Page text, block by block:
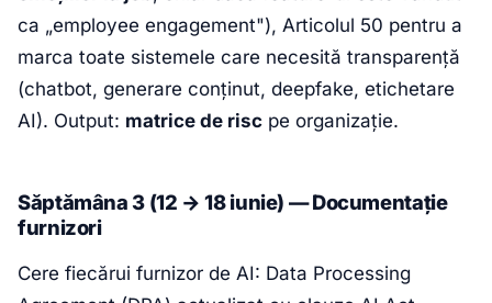
ca „employee engagement"), Articolul 50 pentru a
marca toate sistemele care necesită transparență
(chatbot, generare conținut, deepfake, etichetare
AI). Output: matrice de risc pe organizație.
Săptămâna 3 (12 → 18 iunie) — Documentație
furnizori
Cere fiecărui furnizor de AI: Data Processing